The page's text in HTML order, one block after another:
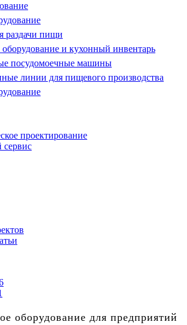
раздачи пищи
и кухонный инвентарь
посудомоечные машины
линии для пищевого производства
проектирование
сервис
оборудование для предприятий